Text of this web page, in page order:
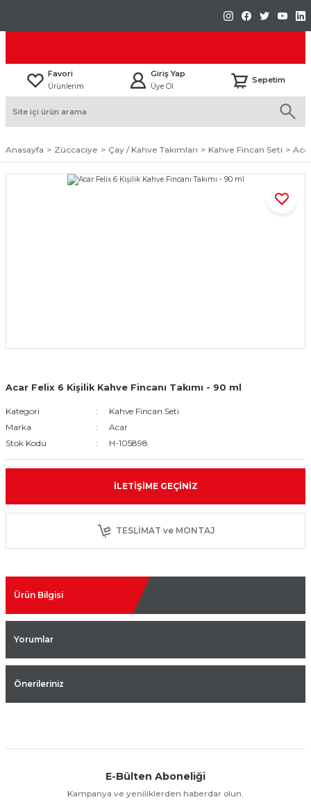
Favori
Ürünlerim
Giriş Yap
Üye Ol
Sepetim
Anasayfa Züccaciye Çay / Kahve Takımları Kahve Fincan Seti
Acar Felix 6 Kişilik Kahve Fincanı Takımı - 90 ml
Kategori
Kahve Fincan Seti
Marka
Acar
Stok Kodu
H-105898
İLETIŞIME GEÇINIZ
TESLİMAT ve MONTAJ
Ürün Bilgisi
Yorumlar
Önerileriniz
Kolay İade & Değişim Güvenli Alışveriş
E-Bülten Aboneliği
Kampanya ve yeniliklerden haberdar olun.